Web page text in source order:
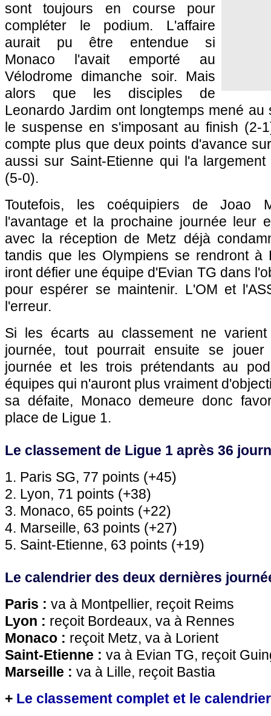
sont toujours en course pour
compléter le podium. L'affaire
aurait pu être entendue si
Monaco l'avait emporté au
Vélodrome dimanche soir. Mais
alors que les disciples de
Leonardo Jardim ont longtemps mené au
le suspense en s'imposant au finish (2-
compte plus que deux points d'avance
aussi sur Saint-Etienne qui l'a
(5-0).
Toutefois, les coéquipiers de Joao
l'avantage et la prochaine journée leur
avec la réception de Metz déjà
tandis que les Olympiens se rendront à
iront défier une équipe d'Evian TG dans
pour espérer se maintenir. L'OM et
l'erreur.
Si les écarts au classement ne
journée, tout pourrait ensuite se
journée et les trois prétendants au
équipes qui n'auront plus vraiment
sa défaite, Monaco demeure donc
place de Ligue 1.
Le classement de Ligue 1 après 36
1. Paris SG, 77 points (+45)
2. Lyon, 71 points (+38)
3. Monaco, 65 points (+22)
4. Marseille, 63 points (+27)
5. Saint-Etienne, 63 points (+19)
Le calendrier des deux dernières
Paris : va à Montpellier, reçoit Reims
Lyon : reçoit Bordeaux, va à Rennes
Monaco : reçoit Metz, va à Lorient
Saint-Etienne : va à Evian TG, reçoit
Marseille : va à Lille, reçoit Bastia
+ Le classement complet et le